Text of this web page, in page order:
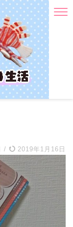
/ 2019年1月16日